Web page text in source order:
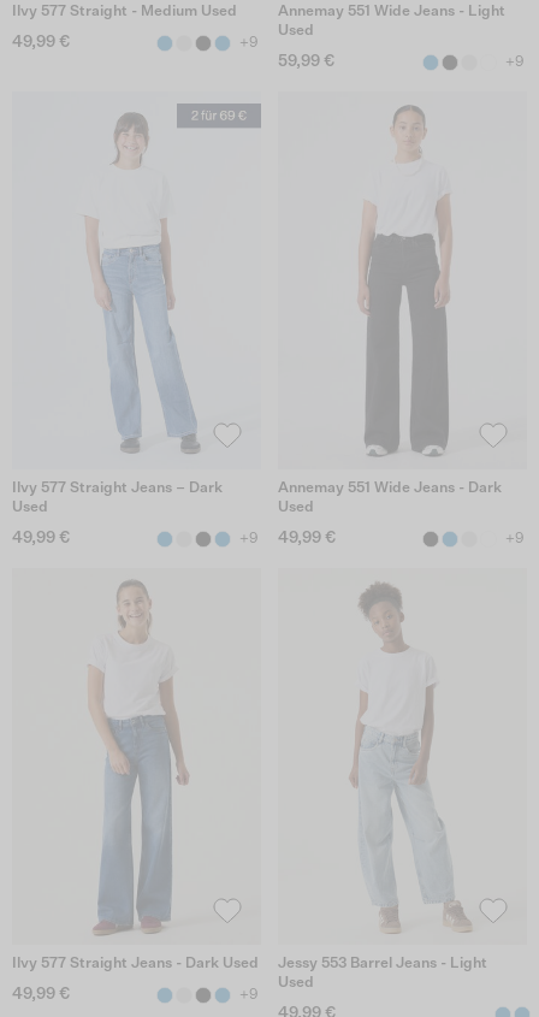
Ilvy 577 Straight - Medium Used
49,99 € +9
Annemay 551 Wide Jeans - Light
Used
59,99 € +9
Ilvy 577 Straight Jeans – Dark
Used
49,99 € +9
Annemay 551 Wide Jeans - Dark
Used
49,99 € +9
Ilvy 577 Straight Jeans - Dark Used
49,99 € +9
Jessy 553 Barrel Jeans - Light
Used